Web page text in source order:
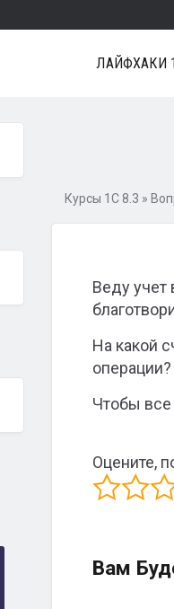
ЛАЙФХАКИ
Курсы 1С 8.3 »
Веду учет
На какой
операции?
Чтобы все
Оцените,
Вам